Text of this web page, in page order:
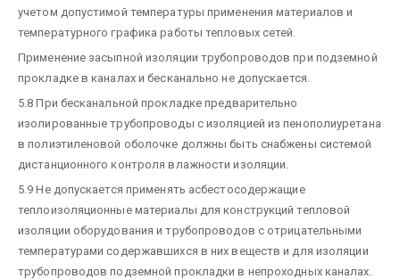
учетом допустимой температуры применения материалов и
температурного графика работы тепловых сетей.
Применение засыпной изоляции трубопроводов при подземной
прокладке в каналах и бесканально не допускается.
5.8 При бесканальной прокладке предварительно
изолированные трубопроводы с изоляцией из пенополиуретана
в полиэтиленовой оболочке должны быть снабжены системой
дистанционного контроля влажности изоляции.
5.9 Не допускается применять асбестосодержащие
теплоизоляционные материалы для конструкций тепловой
изоляции оборудования и трубопроводов с отрицательными
температурами содержавшихся в них веществ и для изоляции
трубопроводов подземной прокладки в непроходных каналах.